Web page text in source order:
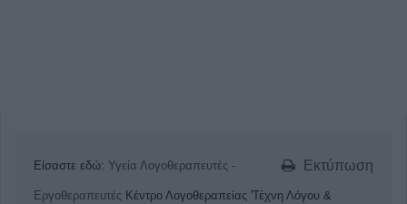
Εκτύπωση
Είσαστε εδώ: Υγεία Λογοθεραπευτές -
Εργοθεραπευτές Κέντρο Λογοθεραπείας 'Τέχνη Λόγου &